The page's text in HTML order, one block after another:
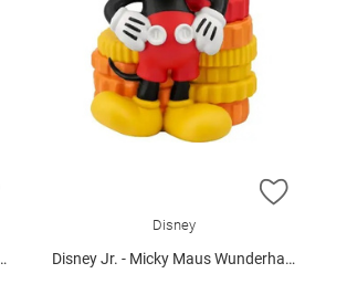
ZUR
Disney
Disney Jr. - Micky Maus Wunderhaus